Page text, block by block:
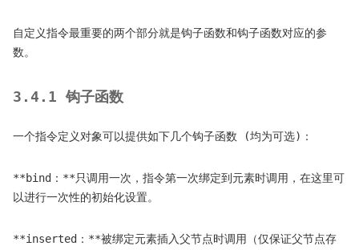
自定义指令最重要的两个部分就是钩子函数和钩子函数对应的参
数。
3.4.1 钩子函数
一个指令定义对象可以提供如下几个钩子函数 (均为可选)：
**bind：**只调用一次，指令第一次绑定到元素时调用，在这里可
以进行一次性的初始化设置。
**inserted：**被绑定元素插入父节点时调用（仅保证父节点存